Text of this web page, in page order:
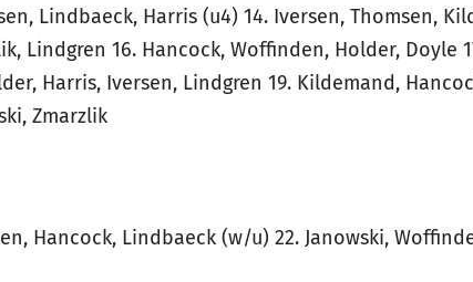
Lindbaeck, Harris (u4) 14. Iversen, Thomsen,
Lindgren 16. Hancock, Woffinden, Holder, Doyle
Harris, Iversen, Lindgren 19. Kildemand,
Zmarzlik
Hancock, Lindbaeck (w/u) 22. Janowski,